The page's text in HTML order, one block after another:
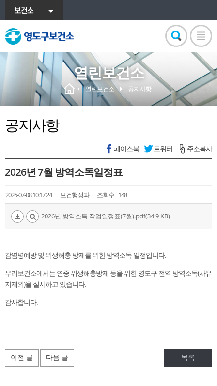
보건소
열린보건소
열린보건소 공지사항
공지사항
페이스북 트위터 주소복사
2026년 7월 방역소독일정표
2026-07-08 10:17:24 보건행정과 조회수 : 148
2026년 방역소독 작업일정표(7월).pdf(34.9 KB)
감염병예방 및 위생해충 방제를 위한 방역소독 일정입니다.
우리보건소에서는 연중 위생해충방제 등을 위한 영도구 전역 방역소독(사유
지제외)을 실시하고 있습니다.
감사합니다.
이전 글 다음 글 목록